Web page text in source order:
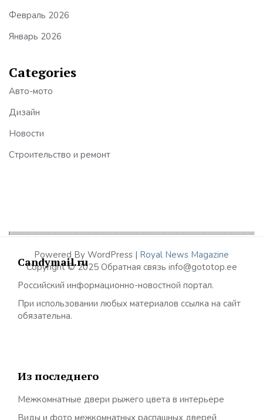
Февраль 2026
Январь 2026
Categories
Авто-мото
Дизайн
Новости
Строительство и ремонт
Candymail.ru
Российский информационно-новостной портал.
При использовании любых материалов ссылка на сайт
обязательна.
Из последнего
Межкомнатные двери рыжего цвета в интерьере
Виды и фото межкомнатных распашных дверей
Powered By WordPress | Royal News Magazine
Copyright © 2025 Обратная связь info@gototop.ee